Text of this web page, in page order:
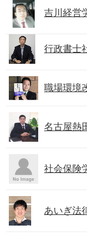
吉川経営
行政書士
職場環境
名古屋熱
社会保険
あいぎ法